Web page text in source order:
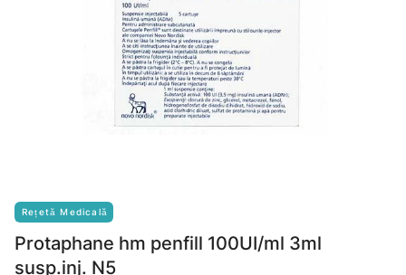
Rețetă Medicală
Protaphane hm penfill 100UI/ml 3ml
susp.inj. N5